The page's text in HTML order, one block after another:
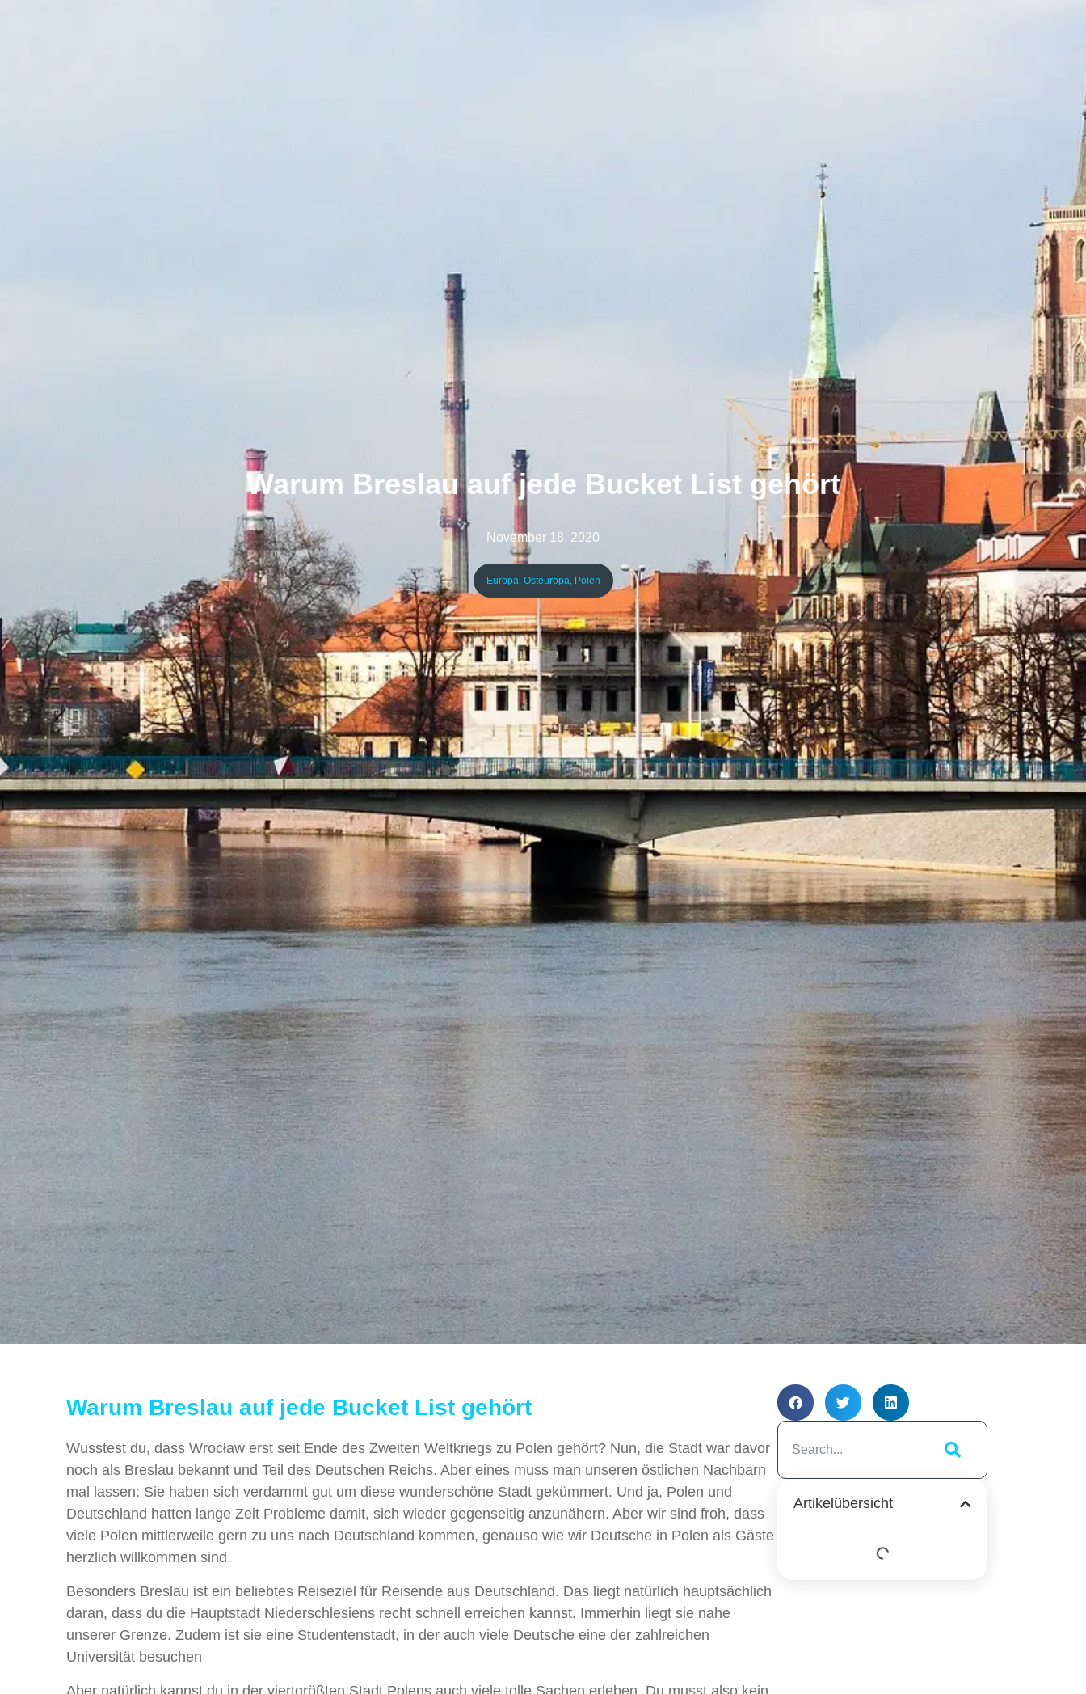
Warum Breslau auf jede Bucket List gehört
November 18, 2020
Europa, Osteuropa, Polen
Warum Breslau auf jede Bucket List gehört
Wusstest du, dass Wrocław erst seit Ende des Zweiten Weltkriegs zu Polen gehört? Nun, die Stadt war davor
noch als Breslau bekannt und Teil des Deutschen Reichs. Aber eines muss man unseren östlichen Nachbarn
mal lassen: Sie haben sich verdammt gut um diese wunderschöne Stadt gekümmert. Und ja, Polen und
Deutschland hatten lange Zeit Probleme damit, sich wieder gegenseitig anzunähern. Aber wir sind froh, dass
viele Polen mittlerweile gern zu uns nach Deutschland kommen, genauso wie wir Deutsche in Polen als Gäste
herzlich willkommen sind.
Besonders Breslau ist ein beliebtes Reiseziel für Reisende aus Deutschland. Das liegt natürlich hauptsächlich
daran, dass du die Hauptstadt Niederschlesiens recht schnell erreichen kannst. Immerhin liegt sie nahe
unserer Grenze. Zudem ist sie eine Studentenstadt, in der auch viele Deutsche eine der zahlreichen
Universität besuchen
Artikelübersicht